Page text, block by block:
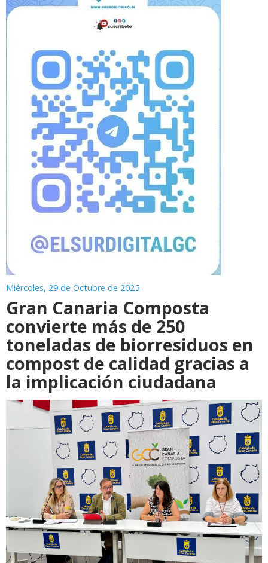
Miércoles, 29 de Octubre de 2025
Gran Canaria Composta
convierte más de 250
toneladas de biorresiduos en
compost de calidad gracias a
la implicación ciudadana